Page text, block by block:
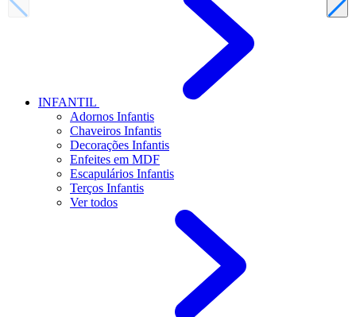
INFANTIL
Adornos Infantis
Chaveiros Infantis
Decorações Infantis
Enfeites em MDF
Escapulários Infantis
Terços Infantis
Ver todos